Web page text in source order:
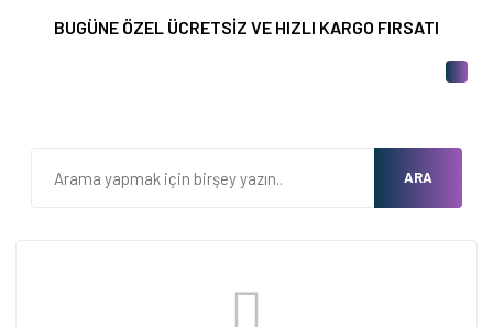
BUGÜNE ÖZEL ÜCRETSİZ VE HIZLI KARGO FIRSATI
ARA